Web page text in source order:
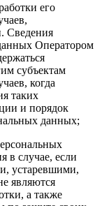
его
Сведения
Оператором
субъектам
когда
таких
и порядок
данных;
в случае, если
устаревшими,
являются
а также